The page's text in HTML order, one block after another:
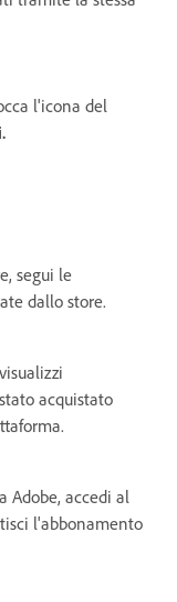
l'icona del
.
segui le
dallo store.
acquistato
Adobe, accedi al
l'abbonamento